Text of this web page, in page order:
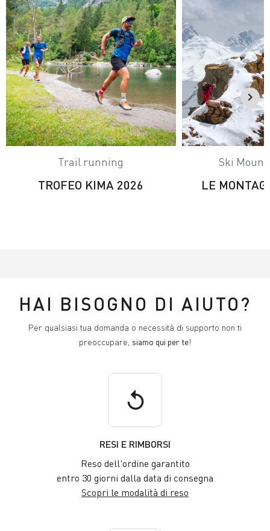
Trail running
TROFEO KIMA 2026
Ski
LE
HAI BISOGNO DI AIUTO?
Per qualsiasi tua domanda o necessità di supporto non ti
preoccupare, siamo qui per te!
replay
RESI E RIMBORSI
Reso dell'ordine garantito
entro 30 giorni dalla data di consegna
Scopri le modalità di reso